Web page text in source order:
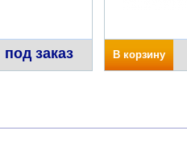
под заказ В корзину